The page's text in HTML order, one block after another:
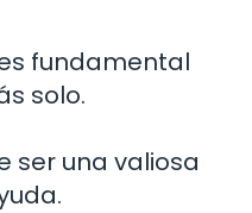
fundamental
solo.
ser una valiosa